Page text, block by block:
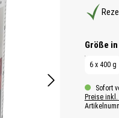
Größe
6 x 400 g
Sofort
Preise